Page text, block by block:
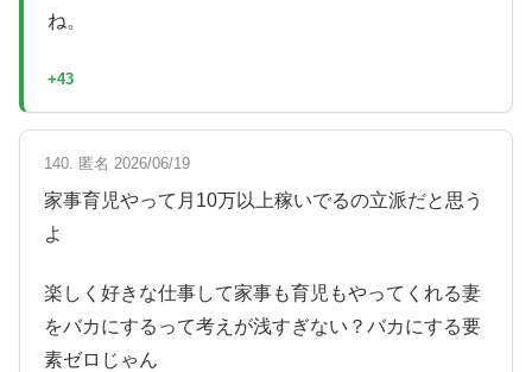
ね。
+43
140. 匿名 2026/06/19
家事育児やって月10万以上稼いでるの立派だと思う
よ
楽しく好きな仕事して家事も育児もやってくれる妻
をバカにするって考えが浅すぎない？バカにする要
素ゼロじゃん